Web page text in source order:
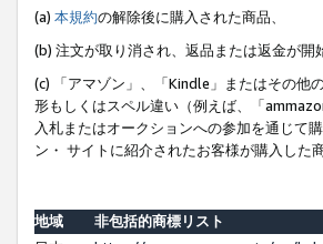
(a) 本規約の解除後に購入された商品、
(b) 注文が取り消され、返品または返金が開
(c) 「アマゾン」、「Kindle」またはその他
形もしくはスペル違い（例えば、「
入札またはオークションへの参加を通じて
ン・ サイトに紹介されたお客様が購入した商
地域
非包括的商標リスト